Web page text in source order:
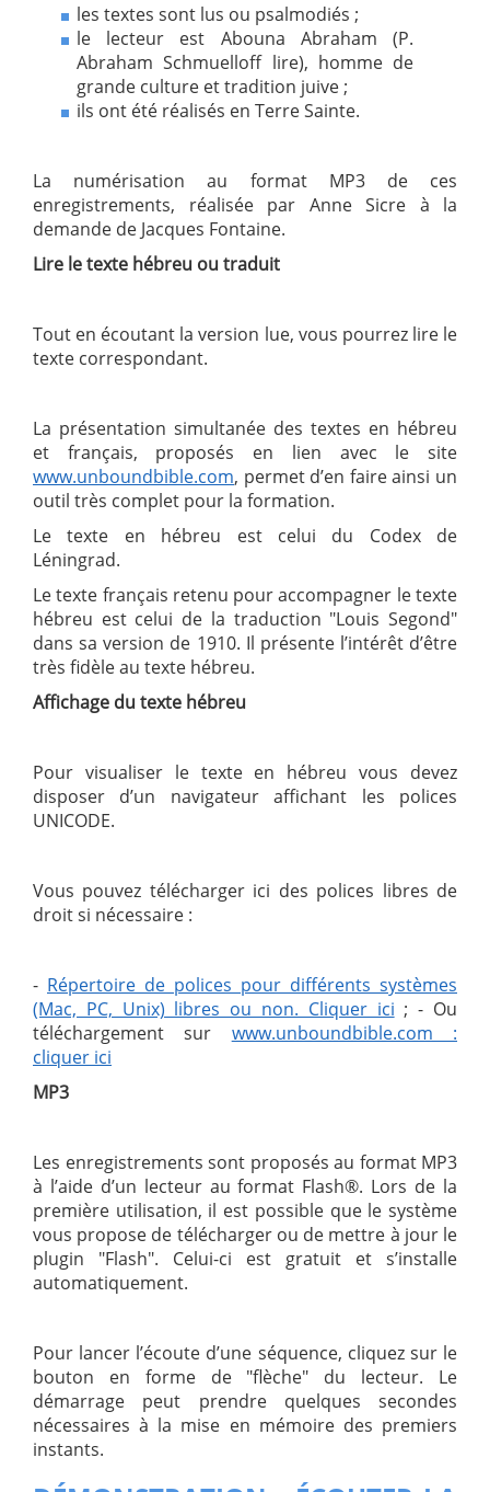
les textes sont lus ou psalmodiés ;
le lecteur est Abouna Abraham (P.
Abraham Schmuelloff lire), homme de
grande culture et tradition juive ;
ils ont été réalisés en Terre Sainte.
La numérisation au format MP3 de ces
enregistrements, réalisée par Anne Sicre à la
demande de Jacques Fontaine.
Lire le texte hébreu ou traduit
Tout en écoutant la version lue, vous pourrez lire le
texte correspondant.
La présentation simultanée des textes en hébreu
et français, proposés en lien avec le site
www.unboundbible.com, permet d’en faire ainsi un
outil très complet pour la formation.
Le texte en hébreu est celui du Codex de
Léningrad.
Le texte français retenu pour accompagner le texte
hébreu est celui de la traduction "Louis Segond"
dans sa version de 1910. Il présente l’intérêt d’être
très fidèle au texte hébreu.
Affichage du texte hébreu
Pour visualiser le texte en hébreu vous devez
disposer d’un navigateur affichant les polices
UNICODE.
Vous pouvez télécharger ici des polices libres de
droit si nécessaire :
- Répertoire de polices pour différents systèmes
(Mac, PC, Unix) libres ou non. Cliquer ici ; - Ou
téléchargement sur www.unboundbible.com :
cliquer ici
MP3
Les enregistrements sont proposés au format MP3
à l’aide d’un lecteur au format Flash®. Lors de la
première utilisation, il est possible que le système
vous propose de télécharger ou de mettre à jour le
plugin "Flash". Celui-ci est gratuit et s’installe
automatiquement.
Pour lancer l’écoute d’une séquence, cliquez sur le
bouton en forme de "flèche" du lecteur. Le
démarrage peut prendre quelques secondes
nécessaires à la mise en mémoire des premiers
instants.